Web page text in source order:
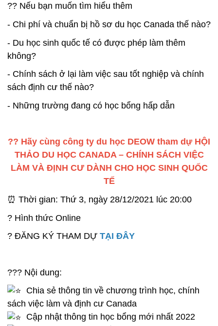
?? Nếu bạn muốn tìm hiểu thêm
- Chi phí và chuẩn bị hồ sơ du học Canada thế nào?
- Du học sinh quốc tế có được phép làm thêm
không?
- Chính sách ở lại làm việc sau tốt nghiệp và chính
sách định cư thế nào?
- Những trường đang có học bổng hấp dẫn
?? Hãy cùng công ty du học DEOW tham dự HỘI
THẢO DU HỌC CANADA – CHÍNH SÁCH VIỆC
LÀM VÀ ĐỊNH CƯ DÀNH CHO HỌC SINH QUỐC
TẾ
⏰ Thời gian: Thứ 3, ngày 28/12/2021 lúc 20:00
? Hình thức Online
? ĐĂNG KÝ THAM DỰ TẠI ĐÂY
️?️?️? Nội dung:
Chia sẻ thông tin về chương trình học, chính
sách việc làm và định cư Canada
Cập nhật thông tin học bổng mới nhất 2022